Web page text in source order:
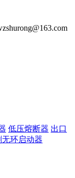
低压熔断器 出口
无环启动器